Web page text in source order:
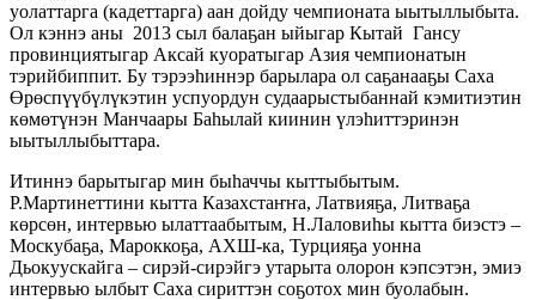
уолаттарга (кадеттарга) аан дойду чемпионата ыытыллыбыта.
Ол кэннэ аны 2013 сыл балаҕан ыйыгар Кытай Гансу
провинциятыгар Аксай куоратыгар Азия чемпионатын
тэрийбиппит. Бу тэрээһиннэр барылара ол саҕанааҕы Саха
Өрөспүүбүлүкэтин успуордун судаарыстыбаннай кэмитиэтин
көмөтүнэн Манчаары Баһылай киинин үлэһиттэринэн
ыытыллыбыттара.
Итиннэ барытыгар мин быһаччы кыттыбытым.
Р.Мартинеттини кытта Казахстаҥҥа, Латвияҕа, Литваҕа
көрсөн, интервью ылаттаабытым, Н.Лаловиһы кытта биэстэ –
Москубаҕа, Мароккоҕа, АХШ-ка, Турцияҕа уонна
Дьокуускайга – сирэй-сирэйгэ утарыта олорон кэпсэтэн, эмиэ
интервью ылбыт Саха сириттэн соҕотох мин буолабын.